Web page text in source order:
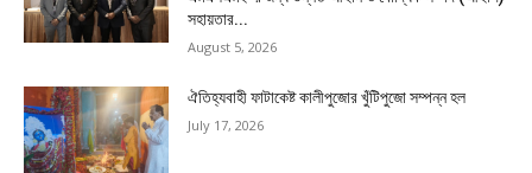
সহায়তার...
August 5, 2026
ঐতিহ্যবাহী ফাটাকেষ্ট কালীপুজোর খুঁটিপুজো সম্পন্ন হল
July 17, 2026